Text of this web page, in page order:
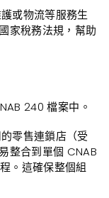
或物流等服務生
家稅務法規，幫助
240 檔案中。
零售連鎖店（受
整合到單個 CNAB
。這確保整個組